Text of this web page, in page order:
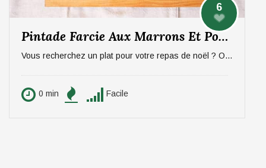
6
Pintade Farcie Aux Marrons Et Pommes, Sauce Aux Morilles
Vous recherchez un plat pour votre repas de noël ? On vous propose un plat qui épatera vos invités, digne d'un repas de fête ! La pintade farcie aux marrons et pommes, sauce aux morilles. Pour 6 personnes.
0 min Facile